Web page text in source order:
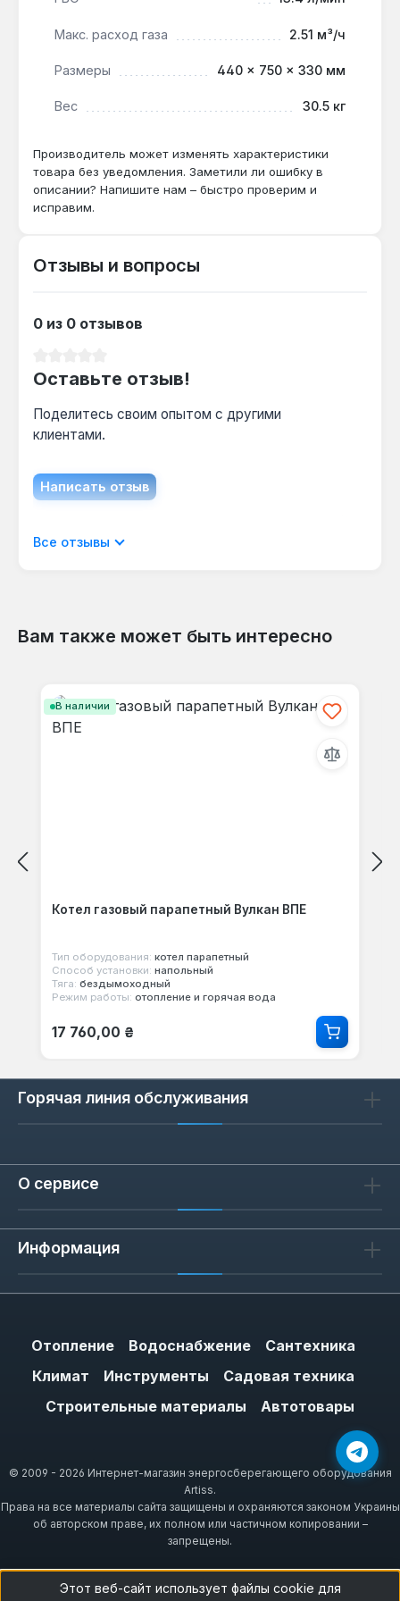
Как часто нужно обслуживать
При жесткой воде (>7 °dH) рекомендована
теплообменник из нержавеющей стали
устойчив к коррозии, но накипь снижает КПД
на 5-10%.
дымохода?
дымоход диаметром 100/60 мм с
традиционного дымохода.
Макс. расход газа 2.51 м³/ч
Размеры 440 × 750 × 330 мм
Вес 30.5 кг
Производитель может изменять характеристики
товара без уведомления. Заметили ли ошибку в
описании? Напишите нам – быстро проверим и
исправим.
Отзывы и вопросы
0 из 0 отзывов
Оставьте отзыв!
Поделитесь своим опытом с другими
клиентами.
Написать отзыв
Отображать отзывы только на текущем
Все отзывы
Вам также может быть интересно
В наличии
Котел газовый парапетный Вулкан ВПЕ
Тип оборудования: котел парапетный
Способ установки: напольный
Тяга: бездымоходный
Режим работы: отопление и горячая вода
Обычная цена:
17 760,00 ₴
Горячая линия обслуживания
О сервисе
Информация
Отопление Водоснабжение
Сантехника
Климат
Инструменты
Садовая техника
Строительные материалы
Автотовары
© 2009 - 2026 Интернет-магазин энергосберегающего оборудования
Artiss.
Права на все материалы сайта защищены и охраняются законом Украины
об авторском праве, их полном или частичном копировании –
запрещены.
Этот веб-сайт использует файлы cookie для